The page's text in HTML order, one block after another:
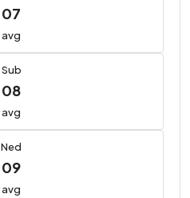
07
avg
Sub
08
avg
Ned
09
avg